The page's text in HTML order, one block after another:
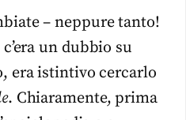
– neppure tanto!
un dubbio su
era istintivo cercarlo
. Chiaramente, prima